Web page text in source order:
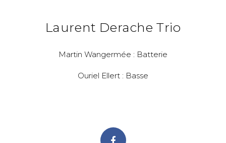
Laurent Derache Trio
Martin Wangermée : Batterie
Ouriel Ellert : Basse